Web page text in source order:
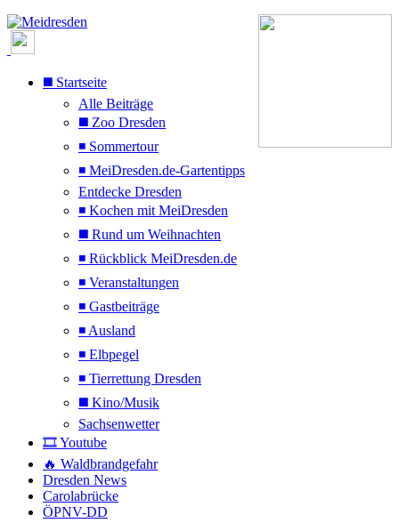
◼️ Startseite
Alle Beiträge
◼️ Zoo Dresden
◾ Sommertour
◾ MeiDresden.de-Gartentipps
Entdecke Dresden
◾ Kochen mit MeiDresden
◼️ Rund um Weihnachten
◾ Rückblick MeiDresden.de
◾ Veranstaltungen
◾ Gastbeiträge
◾ Ausland
◾ Elbpegel
◾ Tierrettung Dresden
◼️ Kino/Musik
Sachsenwetter
🎞️ Youtube
🔥 Waldbrandgefahr
Dresden News
Carolabrücke
ÖPNV-DD